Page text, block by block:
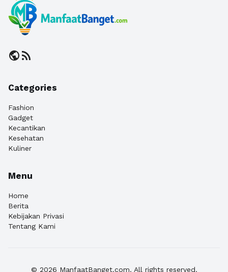
publicrss_feed
Categories
Fashion
Gadget
Kecantikan
Kesehatan
Kuliner
Menu
Home
Berita
Kebijakan Privasi
Tentang Kami
© 2026 ManfaatBanget.com. All rights reserved.